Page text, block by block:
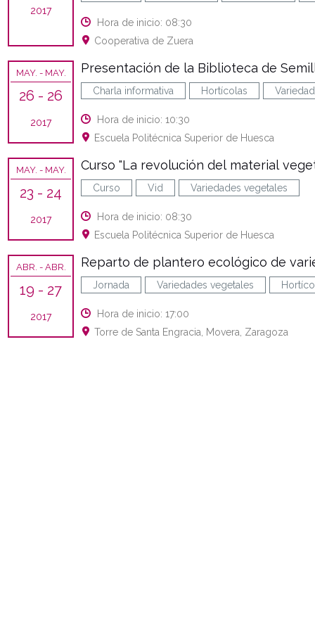
2017
Hora de inicio: 08:30
Cooperativa de Zuera
MAY. - MAY.
26 - 26
2017
Presentación de la Biblioteca de
Charla informativa Hortícolas
Hora de inicio: 10:30
Escuela Politécnica Superior de Huesca
MAY. - MAY.
23 - 24
2017
Curso "La revolución del material
Curso Vid Variedades vegetales
Hora de inicio: 08:30
Escuela Politécnica Superior de Huesca
ABR. - ABR.
19 - 27
2017
Reparto de plantero ecológico de
Jornada Variedades vegetales
Hora de inicio: 17:00
Torre de Santa Engracia, Movera, Zaragoza